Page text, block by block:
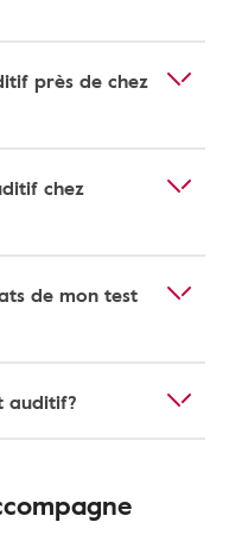
près de chez
chez
de mon test
auditif?